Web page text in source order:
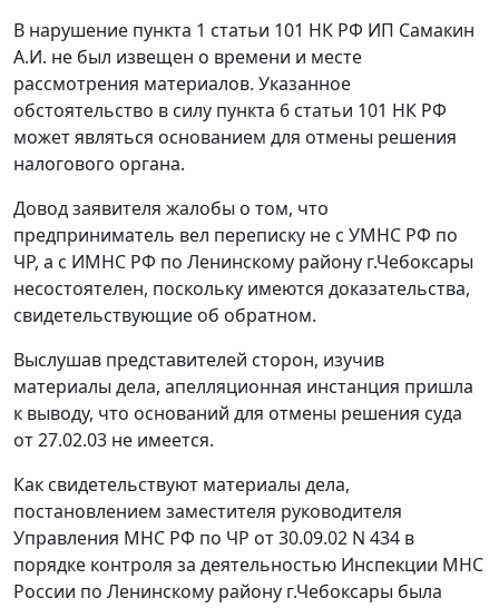
В нарушение пункта 1 статьи 101 НК РФ ИП Самакин
А.И. не был извещен о времени и месте
рассмотрения материалов. Указанное
обстоятельство в силу пункта 6 статьи 101 НК РФ
может являться основанием для отмены решения
налогового органа.
Довод заявителя жалобы о том, что
предприниматель вел переписку не с УМНС РФ по
ЧР, а с ИМНС РФ по Ленинскому району г.Чебоксары
несостоятелен, поскольку имеются доказательства,
свидетельствующие об обратном.
Выслушав представителей сторон, изучив
материалы дела, апелляционная инстанция пришла
к выводу, что оснований для отмены решения суда
от 27.02.03 не имеется.
Как свидетельствуют материалы дела,
постановлением заместителя руководителя
Управления МНС РФ по ЧР от 30.09.02 N 434 в
порядке контроля за деятельностью Инспекции МНС
России по Ленинскому району г.Чебоксары была